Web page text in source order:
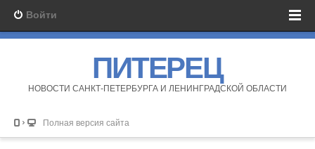
Войти
ПИТЕРЕЦ
НОВОСТИ САНКТ-ПЕТЕРБУРГА И ЛЕНИНГРАДСКОЙ ОБЛАСТИ
Полная версия сайта